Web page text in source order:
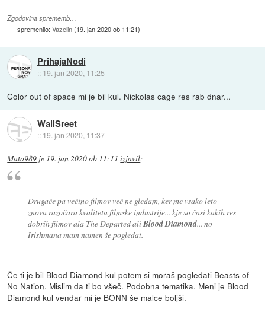
Zgodovina sprememb…
spremenilo:Vazelin(19. jan 2020 ob 11:21)
PrihajaNodi
:: 19. jan 2020, 11:25
Color out of space mi je bil kul. Nickolas cage res rab dnar...
WallSreet
:: 19. jan 2020, 11:37
Mato989 je 19. jan 2020 ob 11:11 izjavil:
Drugače pa večino filmov več ne gledam, ker me vsako leto
znova razočara kvaliteta filmske industrije... kje so časi kakih res
dobrih filmov ala The Departed aliBlood Diamond... no
Irishmana mam namen še pogledat.
Če ti je bil Blood Diamond kul potem si moraš pogledati Beasts of
No Nation. Mislim da ti bo všeč. Podobna tematika. Meni je Blood
Diamond kul vendar mi je BONN še malce boljši.